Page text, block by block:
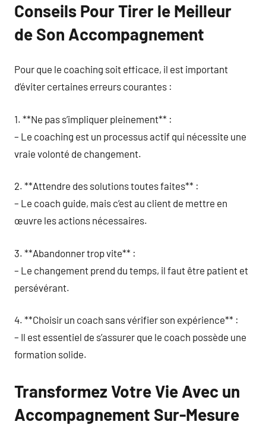
Conseils Pour Tirer le Meilleur
de Son Accompagnement
Pour que le coaching soit efficace, il est important
d’éviter certaines erreurs courantes :
1. **Ne pas s’impliquer pleinement** :
– Le coaching est un processus actif qui nécessite une
vraie volonté de changement.
2. **Attendre des solutions toutes faites** :
– Le coach guide, mais c’est au client de mettre en
œuvre les actions nécessaires.
3. **Abandonner trop vite** :
– Le changement prend du temps, il faut être patient et
persévérant.
4. **Choisir un coach sans vérifier son expérience** :
– Il est essentiel de s’assurer que le coach possède une
formation solide.
Transformez Votre Vie Avec un
Accompagnement Sur-Mesure